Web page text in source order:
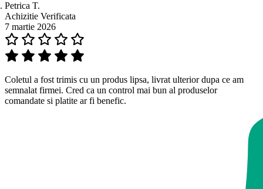
Petrica T.
Achizitie Verificata
7 martie 2026
Coletul a fost trimis cu un produs lipsa, livrat ulterior dupa ce am
semnalat firmei. Cred ca un control mai bun al produselor
comandate si platite ar fi benefic.